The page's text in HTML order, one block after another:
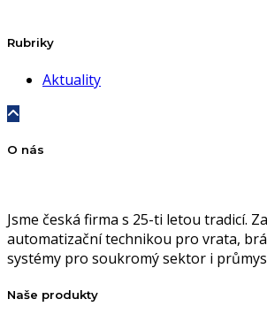
Rubriky
Aktuality
O nás
Jsme česká firma s 25-ti letou tradicí.
automatizační technikou pro vrata,
systémy pro soukromý sektor i
Naše produkty